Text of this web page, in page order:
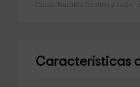
Casas Rurales Castilla y León
Características